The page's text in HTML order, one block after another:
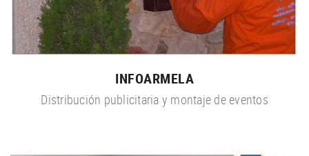
INFOARMELA
Distribución publicitaria y montaje de eventos